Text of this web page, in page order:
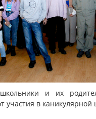
и их
участия в каникулярной